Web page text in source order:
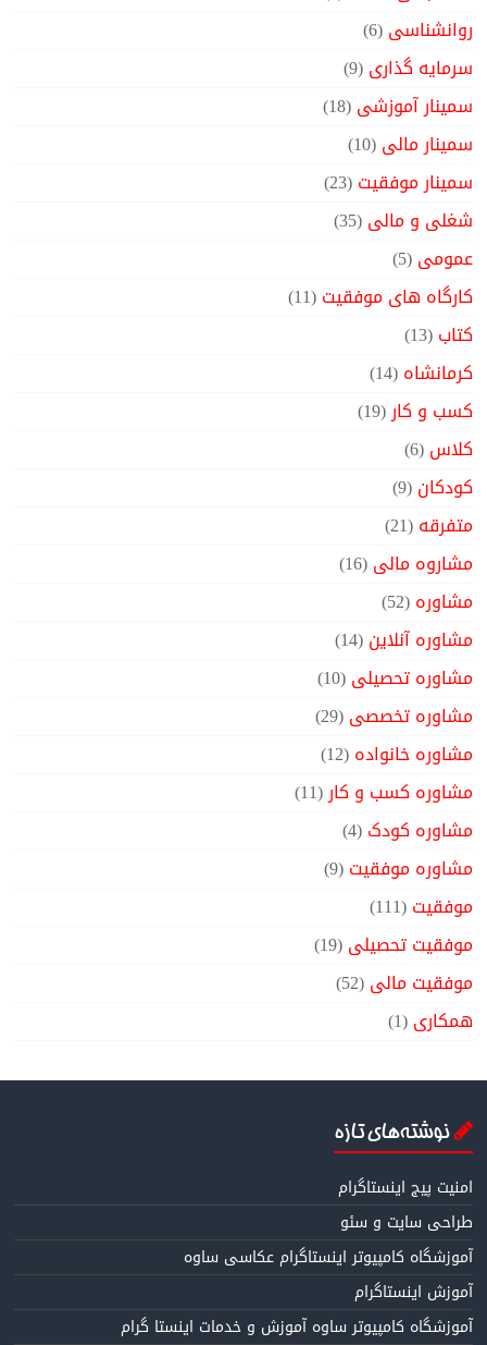
روانشناسی(6)
سرمایه گذاری(9)
سمینار آموزشی(18)
سمینار مالی(10)
سمینار موفقیت(23)
شغلی و مالی(35)
عمومی(5)
کارگاه های موفقیت(11)
کتاب(13)
کرمانشاه(14)
کسب و کار(19)
کلاس(6)
کودکان(9)
متفرقه(21)
مشاروه مالی(16)
مشاوره(52)
مشاوره آنلاین(14)
مشاوره تحصیلی(10)
مشاوره تخصصی(29)
مشاوره خانواده(12)
مشاوره کسب و کار(11)
مشاوره کودک(4)
مشاوره موفقیت(9)
موفقیت(111)
موفقیت تحصیلی(19)
موفقیت مالی(52)
همکاری(1)
نوشته‌های تازه
امنیت پیج اینستاگرام
طراحی سایت و سئو
آموزشگاه کامپیوتر اینستاگرام عکاسی ساوه
آموزش اینستاگرام
آموزشگاه کامپیوتر ساوه آموزش و خدمات اینستا گرام